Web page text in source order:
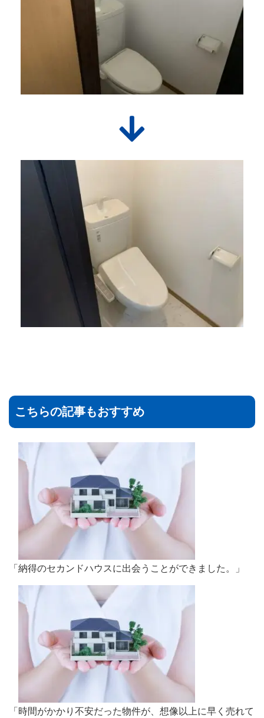
こちらの記事もおすすめ
「納得のセカンドハウスに出会うことができました。」
「時間がかかり不安だった物件が、想像以上に早く売れて